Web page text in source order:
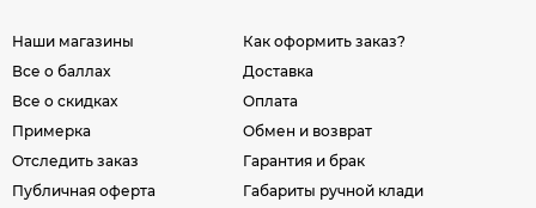
Наши магазины
Все о баллах
Все о скидках
Примерка
Отследить заказ
Публичная оферта
Как оформить заказ?
Доставка
Оплата
Обмен и возврат
Гарантия и брак
Габариты ручной клади